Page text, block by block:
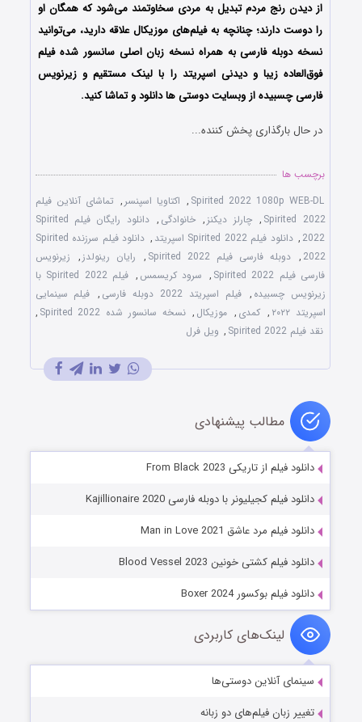
از دیدن رنج مردم تبدیل به مردی سخاوتمند می‌شود که همگان او
را دوست دارند؛ چنانچه به فیلم‌های موزیکال علاقه دارید، می‌توانید
نسخه دوبله فارسی به همراه نسخه زبان اصلی سانسور شده فیلم
فوق‌العاده زیبا و دیدنی اسپریتد را با ‌لینک مستقیم و زیرنویس
فارسی چسبیده از وبسایت دوستی ها دانلود و تماشا کنید.
در حال بارگذاری پخش کننده...
برچسب ها
Spirited 2022 1080p WEB-DL
, اکتاویا اسپنسر , تماشای آنلاین فیلم
Spirited 2022
, چارلز دیکنز , خانوادگی ,
دانلود رایگان فیلم Spirited
2022
, دانلود فیلم Spirited 2022 اسپریتد ,
دانلود فیلم سرزنده Spirited
2022
, دوبله فارسی فیلم Spirited 2022 , رایان رینولدز , زیرنویس
فارسی فیلم Spirited 2022
, سرود کریسمس ,
فیلم Spirited 2022 با
زیرنویس چسبیده , فیلم اسپریتد 2022 دوبله فارسی , فیلم سینمایی
اسپریتد ۲۰۲۲
, کمدی , موزیکال , نسخه سانسور شده Spirited 2022
,
نقد فیلم Spirited 2022
, ویل فرل
مطالب پیشنهادی
دانلود فیلم از تاریکی From Black 2023
دانلود فیلم کجیلیونر با دوبله فارسی Kajillionaire 2020
دانلود فیلم مرد عاشق Man in Love 2021
دانلود فیلم کشتی خونین Blood Vessel 2023
دانلود فیلم بوکسور Boxer 2024
لینک‌های کاربردی
سینمای آنلاین دوستی‌ها
تغییر زبان فیلم‌های دو زبانه